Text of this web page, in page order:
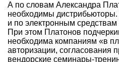
А по словам Александра
необходимы
и по электронным средствам
При этом Платонов
необходима компаниям «в
авторизации, согласования
вендорские семинары-